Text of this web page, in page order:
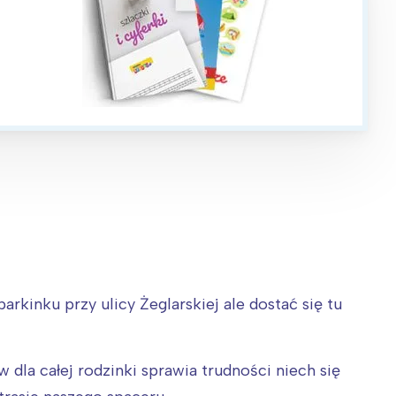
przy ulicy Żeglarskiej ale dostać się tu
całej rodzinki sprawia trudności niech się